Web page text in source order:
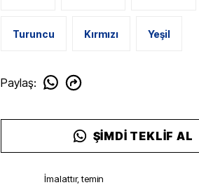
Turuncu Kırmızı Yeşil
Paylaş:
ŞIMDI TEKLIF AL
İmalattır, temin